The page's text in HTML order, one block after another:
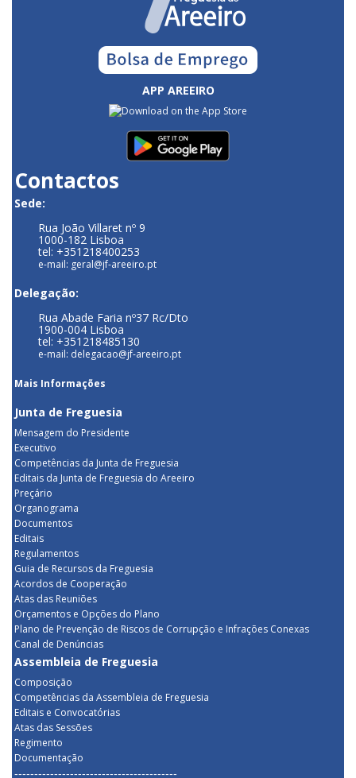
APP AREEIRO
Contactos
Sede:
Rua João Villaret nº 9
1000-182 Lisboa
tel: +351218400253
e-mail: geral@jf-areeiro.pt
Delegação:
Rua Abade Faria nº37 Rc/Dto
1900-004 Lisboa
tel: +351218485130
e-mail: delegacao@jf-areeiro.pt
Mais Informações
Junta de Freguesia
Mensagem do Presidente
Executivo
Competências da Junta de Freguesia
Editais da Junta de Freguesia do Areeiro
Preçário
Organograma
Documentos
Editais
Regulamentos
Guia de Recursos da Freguesia
Acordos de Cooperação
Atas das Reuniões
Orçamentos e Opções do Plano
Plano de Prevenção de Riscos de Corrupção e Infrações Conexas
Canal de Denúncias
Assembleia de Freguesia
Composição
Competências da Assembleia de Freguesia
Editais e Convocatórias
Atas das Sessões
Regimento
Documentação
-----------------------------------------